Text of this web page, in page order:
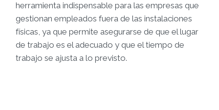
herramienta indispensable para las empresas que
gestionan empleados fuera de las instalaciones
físicas, ya que permite asegurarse de que el lugar
de trabajo es el adecuado y que el tiempo de
trabajo se ajusta a lo previsto.